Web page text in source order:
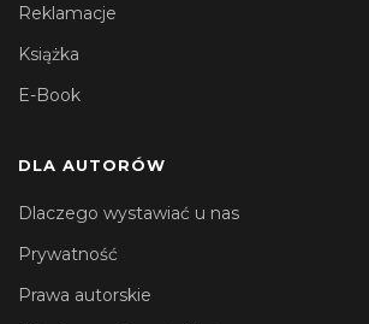
Reklamacje
Książka
E-Book
DLA AUTORÓW
Dlaczego wystawiać u nas
Prywatność
Prawa autorskie